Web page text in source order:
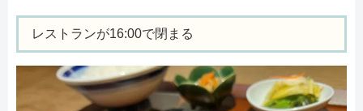
レストランが16:00で閉まる